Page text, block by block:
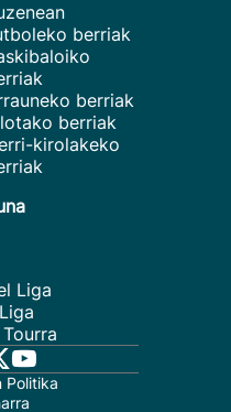
berriak
berriak
berriak
kirolakeko
Liga
Politika